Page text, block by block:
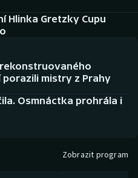
Hlinka Gretzky Cupu
mistry z Prahy
Osmnáctka prohrála i
Zobrazit program